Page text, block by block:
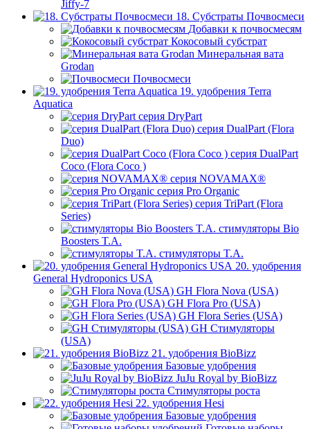
Jiffy-7
18. Субстраты Почвосмеси
Добавки к почвосмесям
Кокосовый субстрат
Минеральная вата
Grodan
Почвосмеси
19. удобрения Terra
Aquatica
серия DryPart
серия DualPart (Flora
Duo)
серия DualPart
Coco (Flora Coco )
серия NOVAMAX®
серия Pro Organic
серия TriPart (Flora
Series)
стимуляторы Bio
Boosters T.A.
стимуляторы T.A.
20. удобрения
General Hydroponics USA
GH Flora Nova (USA)
GH Flora Pro (USA)
GH Flora Series (USA)
GH Стимуляторы
(USA)
21. удобрения BioBizz
Базовые удобрения
JuJu Royal by BioBizz
Стимуляторы роста
22. удобрения Hesi
Базовые удобрения